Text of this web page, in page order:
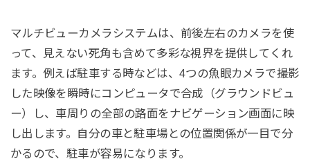
マルチビューカメラシステムは、前後左右のカメラを使
って、見えない死角も含めて多彩な視界を提供してくれ
ます。例えば駐車する時などは、4つの魚眼カメラで撮影
した映像を瞬時にコンピュータで合成（グラウンドビュ
ー）し、車周りの全部の路面をナビゲーション画面に映
し出します。自分の車と駐車場との位置関係が一目で分
かるので、駐車が容易になります。